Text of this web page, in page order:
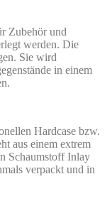
Zubehör und
werden. Die
Sie wird
in einem
Hardcase bzw.
aus einem extrem
Schaumstoff Inlay
verpackt und in